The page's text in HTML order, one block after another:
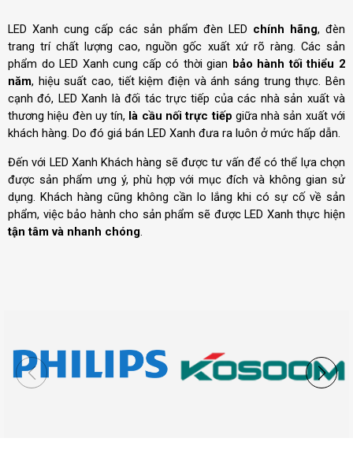
LED Xanh cung cấp các sản phẩm đèn LED chính hãng, đèn
trang trí chất lượng cao, nguồn gốc xuất xứ rõ ràng. Các sản
phẩm do LED Xanh cung cấp có thời gian bảo hành tối thiểu 2
năm, hiệu suất cao, tiết kiệm điện và ánh sáng trung thực. Bên
cạnh đó, LED Xanh là đối tác trực tiếp của các nhà sản xuất và
thương hiệu đèn uy tín, là cầu nối trực tiếp giữa nhà sản xuất với
khách hàng. Do đó giá bán LED Xanh đưa ra luôn ở mức hấp dẫn.
Đến với LED Xanh Khách hàng sẽ được tư vấn để có thể lựa chọn
được sản phẩm ưng ý, phù hợp với mục đích và không gian sử
dụng. Khách hàng cũng không cần lo lắng khi có sự cố về sản
phẩm, việc bảo hành cho sản phẩm sẽ được LED Xanh thực hiện
tận tâm và nhanh chóng.